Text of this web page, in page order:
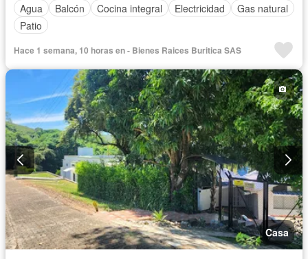
Agua
Balcón Cocina integral Electricidad
Gas natural
Patio
Hace 1 semana, 10 horas en - Bienes Raices Buritica SAS
Casa